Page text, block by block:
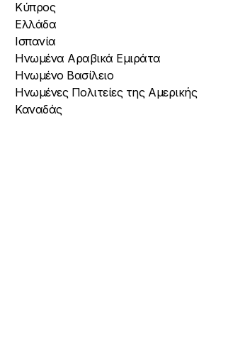
Κύπρος
Ελλάδα
Ισπανία
Ηνωμένα Αραβικά Εμιράτα
Ηνωμένο Βασίλειο
Ηνωμένες Πολιτείες της Αμερικής
Καναδάς